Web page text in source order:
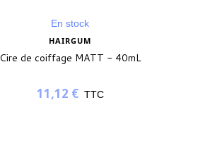
En stock
HAIRGUM
Cire de coiffage MATT - 40mL
11,12 € TTC